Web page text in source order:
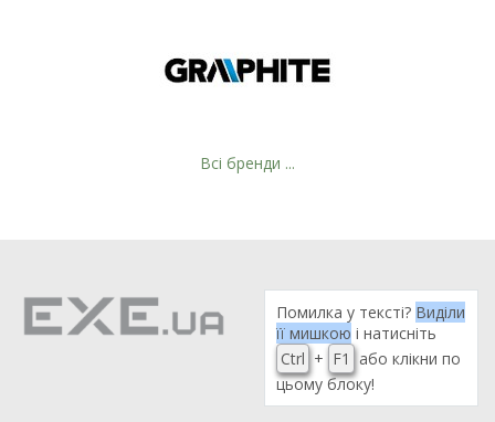
19
Всі бренди ...
Помилка у тексті? Виділи
її мишкою і натисніть
Ctrl + F1
або клікни по
цьому блоку!